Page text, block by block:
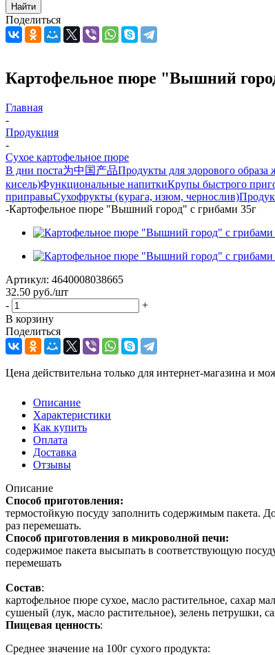
Найти
Поделиться
Картофельное пюре "Вышний
Главная
-
Продукция
-
Сухое картофельное пюре
В дни поста为中国产品Продукты для здорового образа
кисель)Функциональные напиткиКрупы быстрого
приправыСухофрукты (курага, изюм, чернослив)
-Картофельное пюре "Вышний город" с грибами 35г
Артикул: 4640008038665
32.50 руб./шт
-
+
В корзину
Поделиться
Цена действительна только для интернет-магазина и
Описание
Характеристики
Как купить
Оплата
Доставка
Отзывы
Описание
Способ приготовления:
термостойкую посуду заполнить содержимым пакета.
раз перемешать.
Способ приготовления в микроволной печи:
содержимое пакета высыпать в соответствующую
перемешать
Состав:
картофельное пюре сухое, масло растительное, сахар
сушеный (лук, масло растительное), зелень петрушки,
Пищевая ценность:
Среднее значение на 100г сухого продукта: